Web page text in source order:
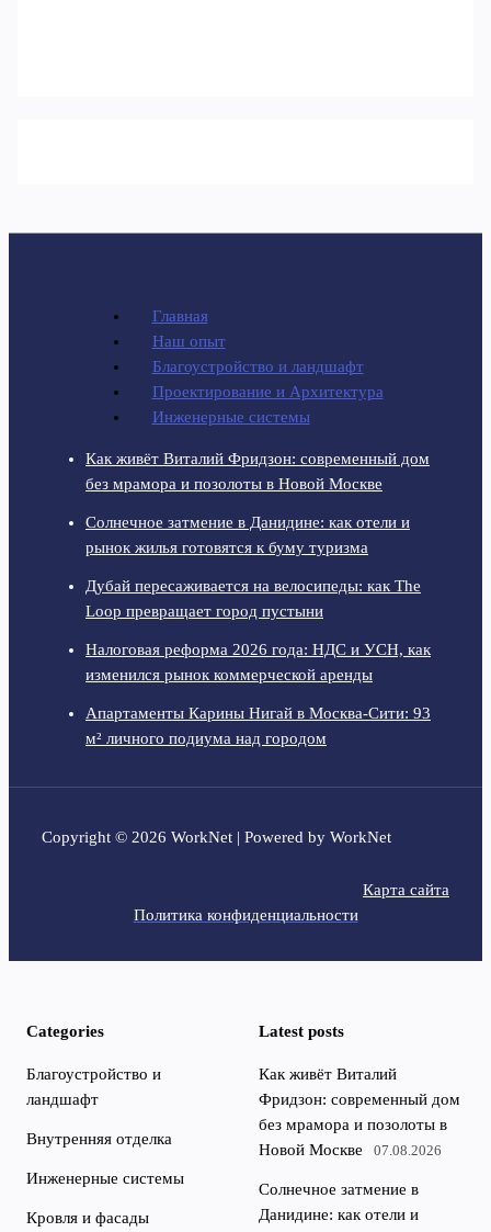
Главная
Наш опыт
Благоустройство и ландшафт
Проектирование и Архитектура
Инженерные системы
Как живёт Виталий Фридзон: современный дом
без мрамора и позолоты в Новой Москве
Солнечное затмение в Данидине: как отели и
рынок жилья готовятся к буму туризма
Дубай пересаживается на велосипеды: как The
Loop превращает город пустыни
Налоговая реформа 2026 года: НДС и УСН, как
изменился рынок коммерческой аренды
Апартаменты Карины Нигай в Москва-Сити: 93
м² личного подиума над городом
Copyright © 2026 WorkNet | Powered by WorkNet
Карта сайта
Политика конфиденциальности
Categories
Благоустройство и
ландшафт
Внутренняя отделка
Инженерные системы
Кровля и фасады
Latest posts
Как живёт Виталий
Фридзон: современный дом
без мрамора и позолоты в
Новой Москве
07.08.2026
Солнечное затмение в
Данидине: как отели и